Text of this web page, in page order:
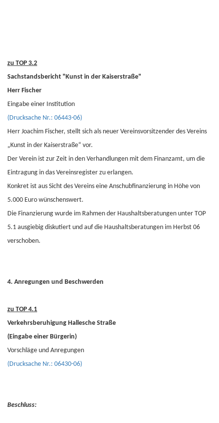
zu TOP 3.2
Sachstandsbericht "Kunst in der Kaiserstraße"
Herr Fischer
Eingabe einer Institution
(Drucksache Nr.: 06443-06)
Herr Joachim Fischer, stellt sich als neuer Vereinsvorsitzender des Vereins
„Kunst in der Kaiserstraße“ vor.
Der Verein ist zur Zeit in den Verhandlungen mit dem Finanzamt, um die
Eintragung in das Vereinsregister zu erlangen.
Konkret ist aus Sicht des Vereins eine Anschubfinanzierung in Höhe von
5.000 Euro wünschenswert.
Die Finanzierung wurde im Rahmen der Haushaltsberatungen unter TOP
5.1 ausgiebig diskutiert und auf die Haushaltsberatungen im Herbst 06
verschoben.
4. Anregungen und Beschwerden
zu TOP 4.1
Verkehrsberuhigung Hallesche Straße
(Eingabe einer Bürgerin)
Vorschläge und Anregungen
(Drucksache Nr.: 06430-06)
Beschluss: